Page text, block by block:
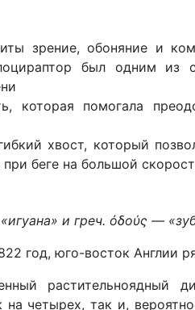
зрение, обоняние и
был одним из
которая помогала
хвост, который
при беге на большой
и греч. ὀδούς —
год, юго-восток Англии
растительноядный
на четырех, так и,